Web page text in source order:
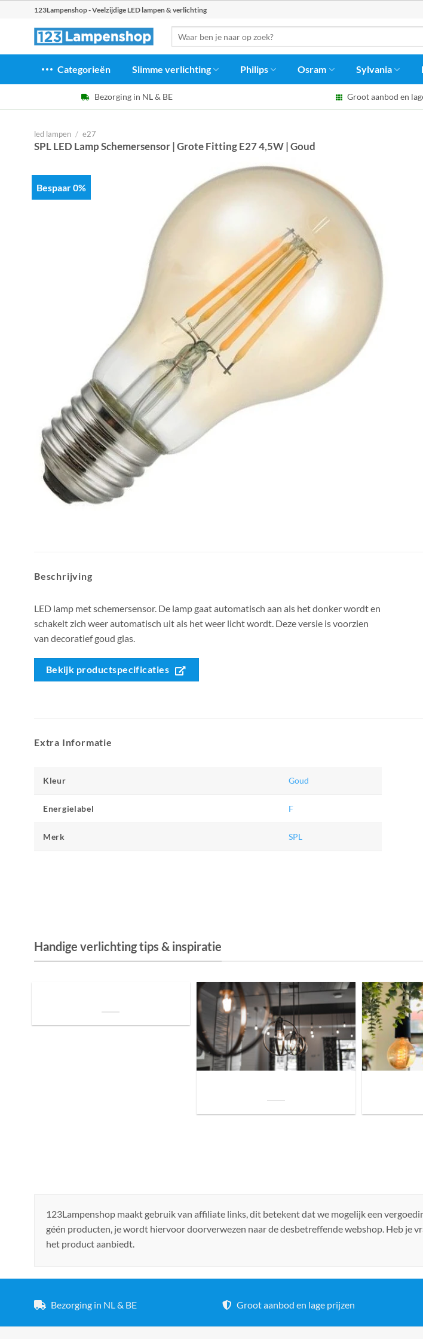
123Lampenshop - Veelzijdige LED lampen & verlichting
naar:
Categorieën Slimme verlichting Philips Osram Sylvania
Bezorging in NL & BE Groot aanbod en
led lampen / e27
SPL LED Lamp Schemersensor | Grote Fitting E27 4,5W | Goud
Bespaar 0%
Beschrijving
LED lamp met schemersensor. De lamp gaat automatisch aan als het donker wordt en
schakelt zich weer automatisch uit als het weer licht wordt. Deze versie is voorzien
van decoratief goud glas.
Bekijk productspecificaties
Extra Informatie
Kleur Goud
Energielabel F
Merk SPL
Handige verlichting tips & inspiratie
123Lampenshop maakt gebruik van affiliate links, dit betekent dat we mogelijk een
géén producten, je wordt hiervoor doorverwezen naar de desbetreffende webshop. Heb je
het product aanbiedt.
Bezorging in NL & BE Groot aanbod en lage prijzen